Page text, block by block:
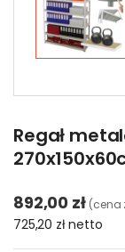
Regał
892,00 zł (cena
725,20 złnetto